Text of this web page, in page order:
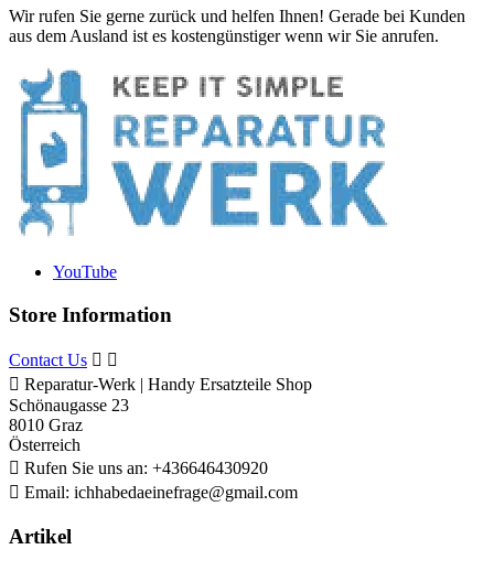
Wir rufen Sie gerne zurück und helfen Ihnen! Gerade bei Kunden
aus dem Ausland ist es kostengünstiger wenn wir Sie anrufen.
YouTube
Store Information
Contact Us  
 Reparatur-Werk | Handy Ersatzteile Shop
Schönaugasse 23
8010 Graz
Österreich
 Rufen Sie uns an: +436646430920
 Email: ichhabedaeinefrage@gmail.com
Artikel